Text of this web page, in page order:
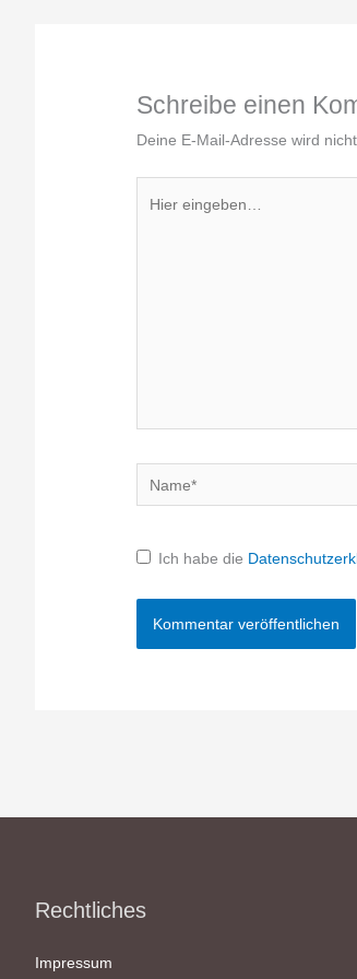
Schreibe einen
Deine E-Mail-Adresse wird
eingeben…
Name*
Ich habe die
Rechtliches
Impressum